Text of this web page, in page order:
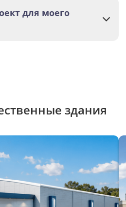
для моего
здания